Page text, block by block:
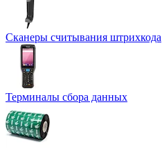
Сканеры считывания штрихкода
Терминалы сбора данных